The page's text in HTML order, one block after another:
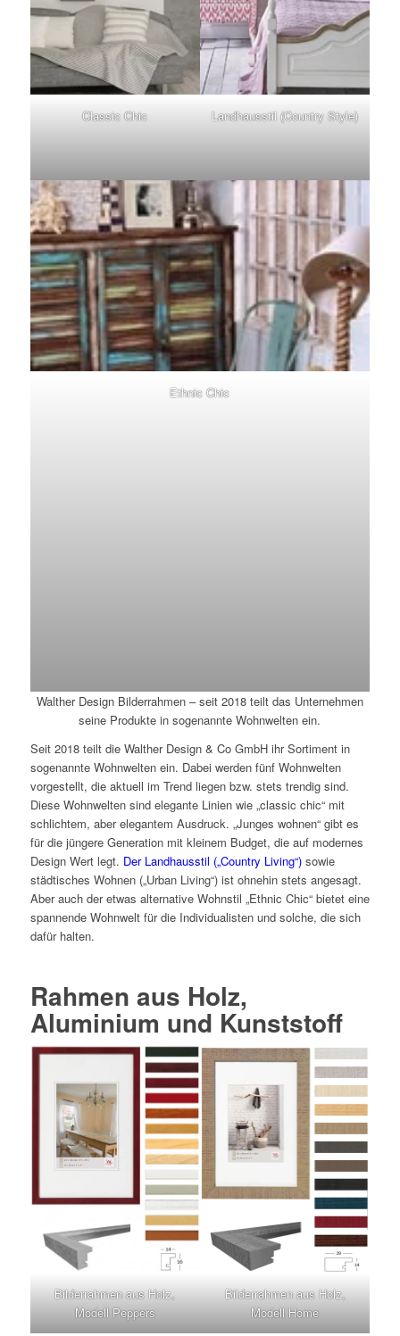
Classic Chic Landhausstil (Country Style)
Ethnic Chic
Walther Design Bilderrahmen – seit 2018 teilt das Unternehmen
seine Produkte in sogenannte Wohnwelten ein.
Seit 2018 teilt die Walther Design & Co GmbH ihr Sortiment in
sogenannte Wohnwelten ein. Dabei werden fünf Wohnwelten
vorgestellt, die aktuell im Trend liegen bzw. stets trendig sind.
Diese Wohnwelten sind elegante Linien wie „classic chic“ mit
schlichtem, aber elegantem Ausdruck. „Junges wohnen“ gibt es
für die jüngere Generation mit kleinem Budget, die auf modernes
Design Wert legt. Der Landhausstil („Country Living“)sowie
städtisches Wohnen („Urban Living“) ist ohnehin stets angesagt.
Aber auch der etwas alternative Wohnstil „Ethnic Chic“ bietet eine
spannende Wohnwelt für die Individualisten und solche, die sich
dafür halten.
Rahmen aus Holz,
Aluminium und Kunststoff
Bilderrahmen aus Holz,
Modell Peppers
Bilderrahmen aus Holz,
Modell Home